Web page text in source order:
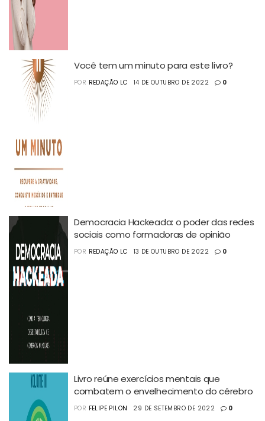
Você tem um minuto para este livro?
POR REDAÇÃO LC 14 DE OUTUBRO DE 2022 0
Democracia Hackeada: o poder das redes
sociais como formadoras de opinião
POR REDAÇÃO LC 13 DE OUTUBRO DE 2022 0
Livro reúne exercícios mentais que
combatem o envelhecimento do cérebro
POR FELIPE PILON 29 DE SETEMBRO DE 2022 0